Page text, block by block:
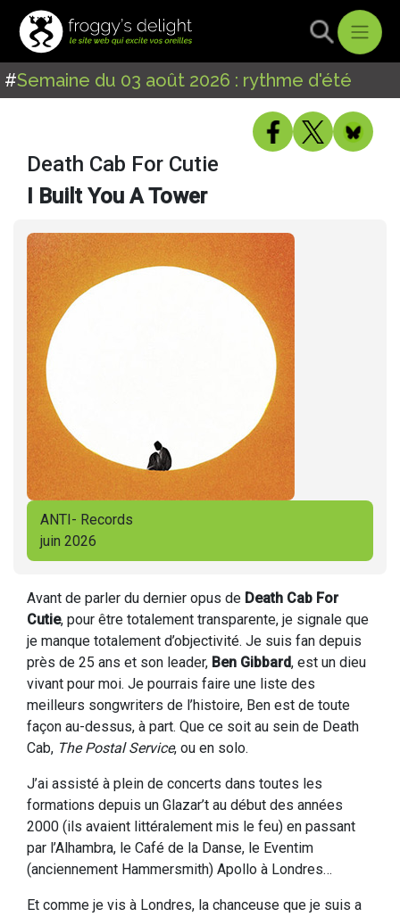
#Semaine du 03 août 2026 : rythme d'été
Death Cab For Cutie
I Built You A Tower
ANTI- Records
juin 2026
Avant de parler du dernier opus de Death Cab For
Cutie, pour être totalement transparente, je signale que
je manque totalement d’objectivité. Je suis fan depuis
près de 25 ans et son leader, Ben Gibbard, est un dieu
vivant pour moi. Je pourrais faire une liste des
meilleurs songwriters de l’histoire, Ben est de toute
façon au-dessus, à part. Que ce soit au sein de Death
Cab, The Postal Service, ou en solo.
J’ai assisté à plein de concerts dans toutes les
formations depuis un Glazar’t au début des années
2000 (ils avaient littéralement mis le feu) en passant
par l’Alhambra, le Café de la Danse, le Eventim
(anciennement Hammersmith) Apollo à Londres…
Et comme je vis à Londres, la chanceuse que je suis a